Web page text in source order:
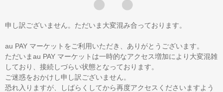
申し訳ございません。ただいま大変混み合っております。
au PAY マーケットをご利用いただき、ありがとうございます。
ただいまau PAY マーケットは一時的なアクセス増加により大変混雑
しており、接続しづらい状態となっております。
ご迷惑をおかけし申し訳ございません。
恐れ入りますが、しばらくしてから再度アクセスくださいますよう